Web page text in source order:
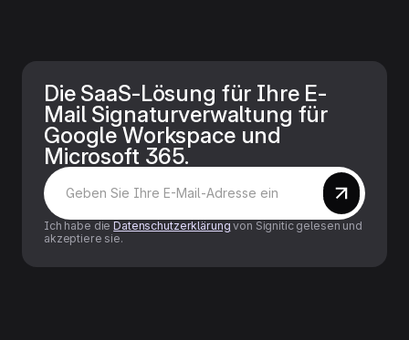
Die SaaS-Lösung für Ihre E-
Mail Signaturverwaltung für
Google Workspace und
Microsoft 365.
Ich habe dieDatenschutzerklärung von Signitic gelesen und
akzeptiere sie.